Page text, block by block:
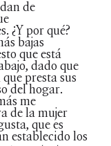
de
¿Y por qué?
bajas
que está
dado que
presta sus
del hogar.
me
de la mujer
que es
establecido los